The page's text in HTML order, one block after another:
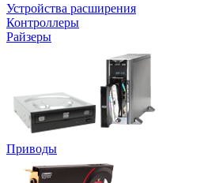
Устройства расширения
Контроллеры
Райзеры
Приводы